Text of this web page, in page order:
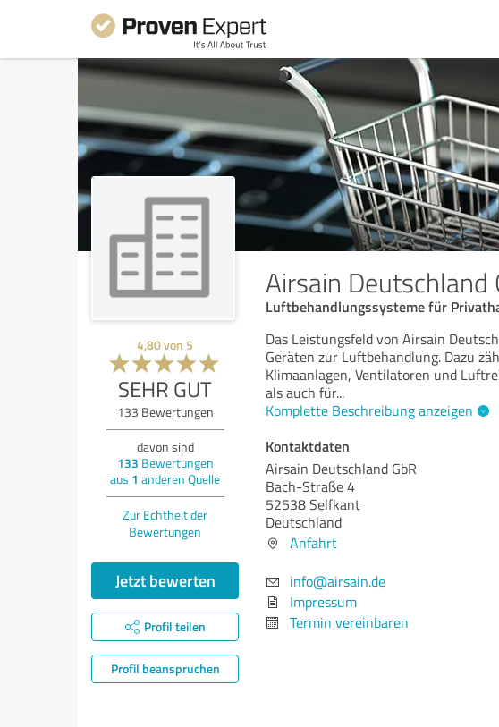
Airsain Deutschland
Luftbehandlungssysteme für
4,80von 5
SEHR GUT
133 Bewertungen
davon sind
133 Bewertungen
aus 1 anderen Quelle
Zur Echtheit der
Bewertungen
Jetzt bewerten
Profil teilen
Profil beanspruchen
Das Leistungsfeld von Airsain
Geräten zur Luftbehandlung. Dazu
Klimaanlagen, Ventilatoren und
als auch für...
Komplette Beschreibung anzeigen
Kontaktdaten
Airsain Deutschland GbR
Bach-Straße 4
52538 Selfkant
Deutschland
Anfahrt
info@airsain.de
Impressum
Termin vereinbaren